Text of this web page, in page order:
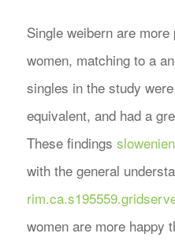
Single weibern are
women, matching to a
singles in the study
equivalent, and had a
These findings
with the general
women are more happy